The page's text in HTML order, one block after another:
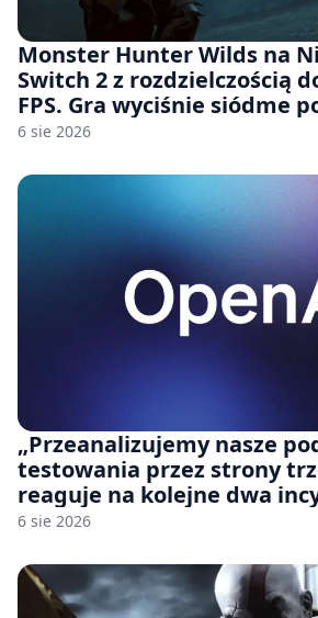
Monster Hunter Wilds na
Switch 2 z rozdzielczością
FPS. Gra wyciśnie siódme
6 sie 2026
„Przeanalizujemy nasze
testowania przez strony
reaguje na kolejne dwa
udziałem autorskich modeli
6 sie 2026